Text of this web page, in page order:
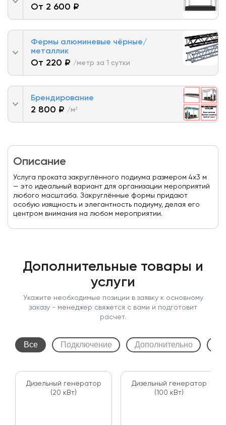
От 2 600 ₽
Фермы алюминевые чёрные/
металлик
От 220 ₽ /метр за 1 сутки
Брендирование
2 800 ₽ /м²
Описание
Услуга проката закруглённого подиума размером 4х3 м
— это идеальный вариант для организации мероприятий
любого масштаба. Закруглённые формы придают
особую изящность и элегантность подиуму, делая его
центром внимания на любом мероприятии.
Дополнительные товары и
услуги
Укажите необходимые позиции в заявку к основному
заказу - менеджер свяжется с вами и подготовит
расчет.
Все Подключение Дополнительно
Дизельный генератор
(20 кВт)
Дизельный генератор
(100 кВт)